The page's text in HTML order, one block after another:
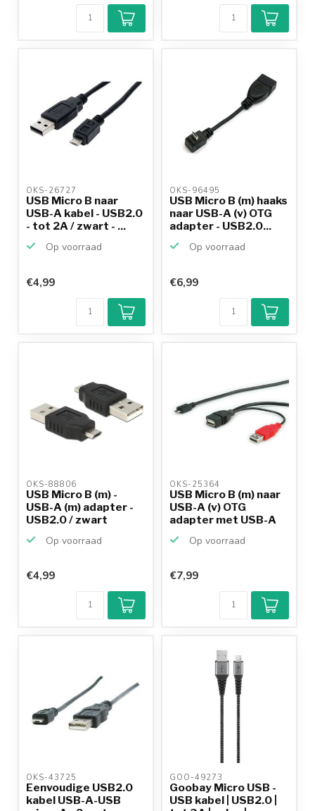
OKS-26727
USB Micro B naar
USB-A kabel - USB2.0
- tot 2A / zwart - ...
Op voorraad
€4,99
OKS-96495
USB Micro B (m) haaks
naar USB-A (v) OTG
adapter - USB2.0...
Op voorraad
€6,99
OKS-88806
USB Micro B (m) -
USB-A (m) adapter -
USB2.0 / zwart
Op voorraad
€4,99
OKS-25364
USB Micro B (m) naar
USB-A (v) OTG
adapter met USB-A
Op voorraad
€7,99
OKS-43725
Eenvoudige USB2.0
kabel USB-A-USB
GOO-49273
Goobay Micro USB -
USB kabel | USB2.0 |